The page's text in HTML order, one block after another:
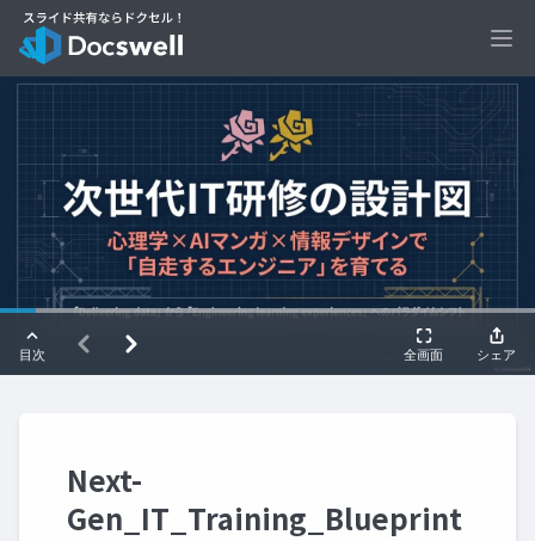
Next-
Gen_IT_Training_Blueprint